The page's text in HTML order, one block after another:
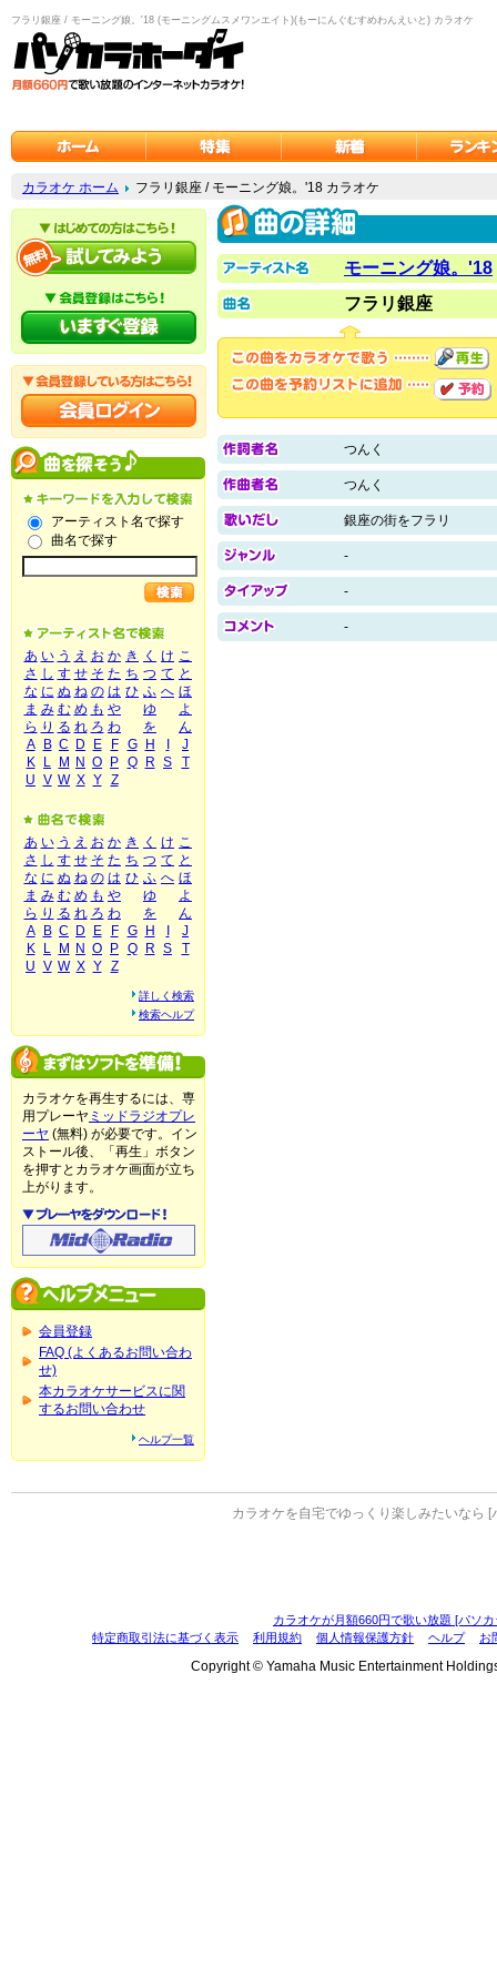
フラリ銀座 / モーニング娘。'18 (モーニングムスメワンエイト)(もーにんぐむすめわんえいと) カラオケ
カラオケ ホーム フラリ銀座 / モーニング娘。'18 カラオケ
アーティスト名で探す
曲名で探す
あ い う え お か き く け こ
さ し す せ そ た ち つ て と
な に ぬ ね の は ひ ふ へ ほ
ま み む め も や ゆ
よ
ら り る れ ろ わ を
ん
A
B C D E F G H
J
K
L M N O P Q R S
T
U V W X Y Z
あ い う え お か き く け こ
さ し す せ そ た ち つ て と
な に ぬ ね の は ひ ふ へ ほ
ま み む め も や ゆ
よ
ら り る れ ろ わ を
ん
A
B C D E F G H
J
K
L M N O P Q R S
T
U V W X Y Z
詳しく検索
検索ヘルプ
カラオケを再生するには、専
用プレーヤ ミッドラジオプレ
ーヤ (無料) が必要です。イン
ストール後、「再生」ボタン
を押すとカラオケ画面が立ち
上がります。
会員登録
FAQ (よくあるお問い合わ
せ)
本カラオケサービスに関
するお問い合わせ
ヘルプ一覧
モーニング娘。'18
フラリ銀座
つんく
つんく
銀座の街をフラリ
-
-
-
カラオケを自宅でゆっくり楽しみたいなら [
カラオケが月額660円で歌い放題 [パソ
特定商取引法に基づく表示
利用規約 個人情報保護方針 ヘルプ お
Copyright © Yamaha Music Entertainment